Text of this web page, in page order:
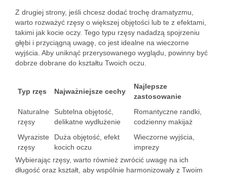
Z drugiej strony, jeśli chcesz dodać trochę dramatyzmu,
warto rozważyć rzęsy o większej objętości lub te z efektami,
takimi jak kocie oczy. Tego typu rzęsy nadadzą spojrzeniu
głębi i przyciągną uwagę, co jest idealne na wieczorne
wyjścia. Aby uniknąć przerysowanego wyglądu, powinny być
dobrze dobrane do kształtu Twoich oczu.
Typ rzęs Najważniejsze cechy
Najlepsze
zastosowanie
Naturalne
rzęsy
Subtelna objętość,
delikatne wydłużenie
Romantyczne randki,
codzienny makijaż
Wyraziste
rzęsy
Duża objętość, efekt
kocich oczu
Wieczorne wyjścia,
imprezy
Wybierając rzęsy, warto również zwrócić uwagę na ich
długość oraz kształt, aby wspólnie harmonizowały z Twoim